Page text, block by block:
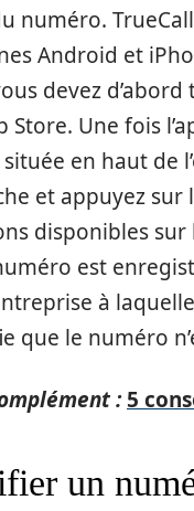
numéro.
Android et
devez
Store. Une fois
en haut de
et appuyez
disponibles sur
est
à
que le numéro
: 5
un